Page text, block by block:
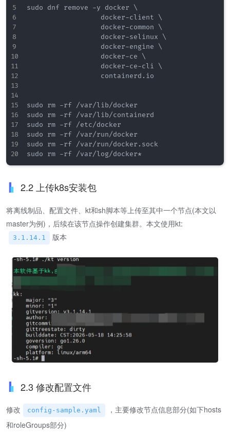
sudo dnf remove -y docker \
                  docker-client \
                  docker-common \
                  docker-selinux \
                  docker-engine \
                  docker-ce \
                  docker-ce-cli \
                  containerd.io
sudo rm -rf /var/lib/docker
sudo rm -rf /var/lib/containerd
sudo rm -rf /etc/docker
sudo rm -rf /var/run/docker
sudo rm -rf /var/run/docker.sock
2.2 上传k8s安装包
将离线制品、配置文件、kt和sh脚本等上传至其中一个节点(本文以
master为例)，后续在该节点操作创建集群。本文使用kt:
3.1.14.1 版本
2.3 修改配置文件
修改 config-sample.yaml
，主要修改节点信息部分(如下hosts
和roleGroups部分)